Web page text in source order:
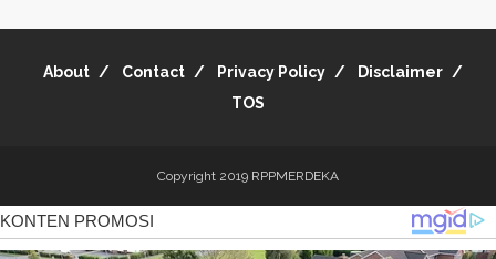
About Contact Privacy Policy
Disclaimer
TOS
Copyright 2019 RPPMERDEKA